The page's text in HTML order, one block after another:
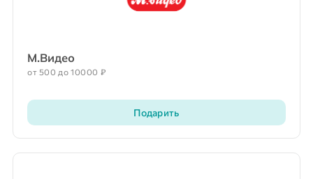
М.видео
от 500 до 10000 ₽
Подарить